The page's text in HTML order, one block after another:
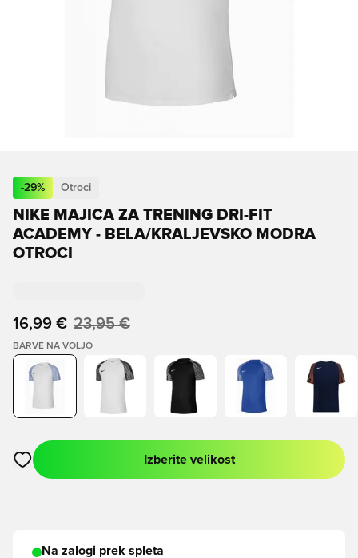
-29% Otroci
NIKE MAJICA ZA TRENING DRI-FIT
ACADEMY - BELA/KRALJEVSKO MODRA
OTROCI
16,99 € 23,95 €
BARVE NA VOLJO
Odpre Modal za prijavo ali vpis kot član
Izberite velikost
Na zalogi prek spleta